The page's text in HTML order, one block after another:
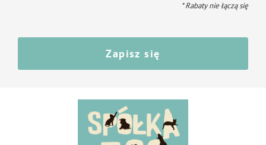
* Rabaty nie łączą się
Zapisz się